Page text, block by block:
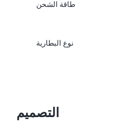
طاقة الشحن
نوع البطارية
التصميم